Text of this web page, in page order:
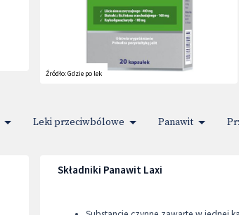
Źródło:Gdzie po lek
Leki przeciwbólowe Panawit
Składniki Panawit Laxi